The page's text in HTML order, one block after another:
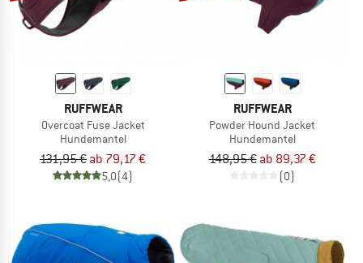
RUFFWEAR
Overcoat Fuse Jacket
Hundemantel
131,95 € ab 79,17 €
5,0(4)
RUFFWEAR
Powder Hound Jacket
Hundemantel
148,95 € ab 89,37 €
(0)